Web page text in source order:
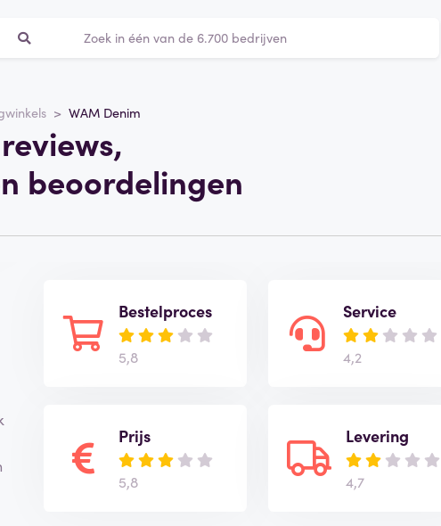
WAM Denim
beoordelingen
Bestelproces
5,8
Prijs
5,8
Service
4,2
Levering
4,7